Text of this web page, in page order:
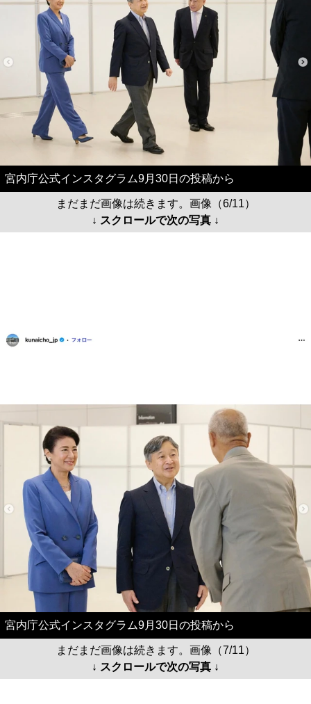
宮内庁公式インスタグラム9月30日の投稿から
まだまだ画像は続きます。画像（6/11）
↓ スクロールで次の写真 ↓
宮内庁公式インスタグラム9月30日の投稿から
まだまだ画像は続きます。画像（7/11）
↓ スクロールで次の写真 ↓